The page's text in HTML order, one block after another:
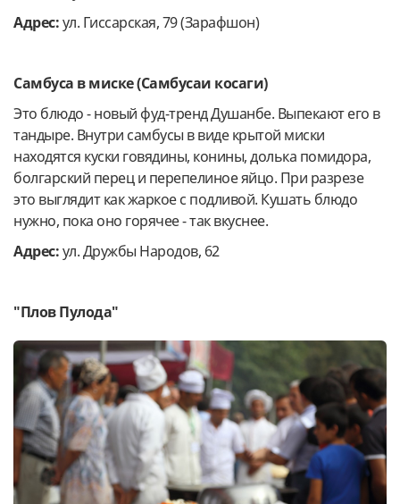
Адрес:ул. Гиссарская, 79 (Зарафшон)
Самбуса в миске (Самбусаи косаги)
Это блюдо - новый фуд-тренд Душанбе. Выпекают его в
тандыре. Внутри самбусы в виде крытой миски
находятся куски говядины, конины, долька помидора,
болгарский перец и перепелиное яйцо. При разрезе
это выглядит как жаркое с подливой. Кушать блюдо
нужно, пока оно горячее - так вкуснее.
Адрес:ул. Дружбы Народов, 62
"Плов Пулода"